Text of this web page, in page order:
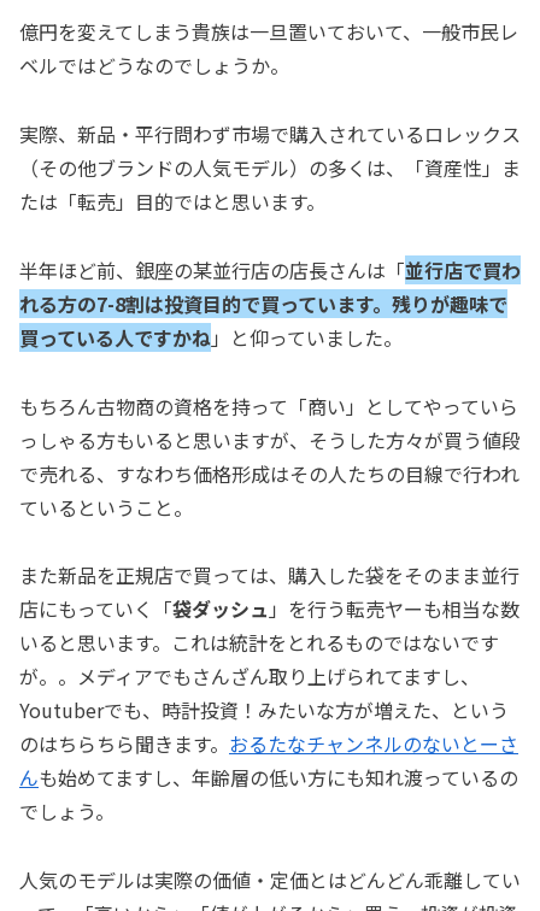
億円を変えてしまう貴族は一旦置いておいて、一般市民レ
ベルではどうなのでしょうか。
実際、新品・平行問わず市場で購入されているロレックス
（その他ブランドの人気モデル）の多くは、「資産性」ま
たは「転売」目的ではと思います。
半年ほど前、銀座の某並行店の店長さんは「並行店で買わ
れる方の7-8割は投資目的で買っています。残りが趣味で
買っている人ですかね」と仰っていました。
もちろん古物商の資格を持って「商い」としてやっていら
っしゃる方もいると思いますが、そうした方々が買う値段
で売れる、すなわち価格形成はその人たちの目線で行われ
ているということ。
また新品を正規店で買っては、購入した袋をそのまま並行
店にもっていく「袋ダッシュ 」を行う転売ヤーも相当な数
いると思います。これは統計をとれるものではないです
が。。メディアでもさんざん取り上げられてますし、
Youtuberでも、時計投資！みたいな方が増えた、という
のはちらちら聞きます。 おるたなチャンネルのないとーさ
んも始めてますし、年齢層の低い方にも知れ渡っているの
でしょう。
人気のモデルは実際の価値・定価とはどんどん乖離してい